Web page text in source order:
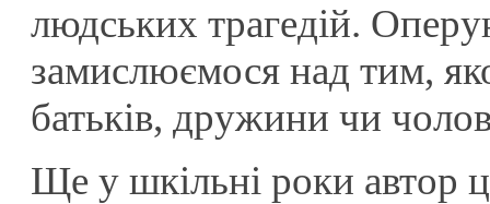
людських трагедій.
замислюємося над тим,
батьків, дружини чи
Ще у шкільні роки автор